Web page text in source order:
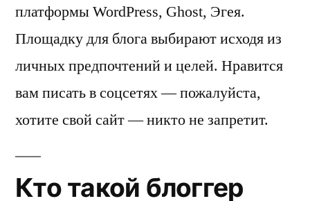
платформы WordPress, Ghost, Эгея.
Площадку для блога выбирают исходя из
личных предпочтений и целей. Нравится
вам писать в соцсетях — пожалуйста,
хотите свой сайт — никто не запретит.
Кто такой блоггер